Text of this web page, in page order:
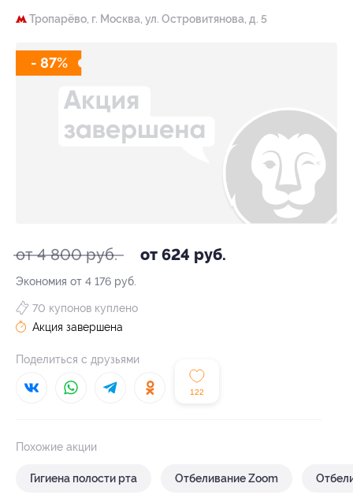
Тропарёво, г. Москва, ул. Островитянова, д. 5
- 87%
от 4 800 руб. от 624 руб.
Экономия от 4 176 руб.
122
70 купонов куплено
Акция завершена
Поделиться с друзьями
Похожие акции
Гигиена полости рта Отбеливание Zoom